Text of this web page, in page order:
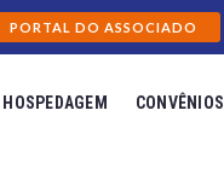
PORTAL DO ASSOCIADO
HOSPEDAGEM CONVÊNIOS